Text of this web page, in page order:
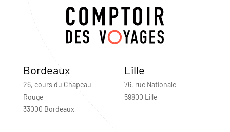
Bordeaux
26, cours du Chapeau-
Rouge
33000 Bordeaux
Lille
76, rue Nationale
59800 Lille